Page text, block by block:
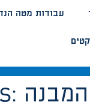
עבודות מטה